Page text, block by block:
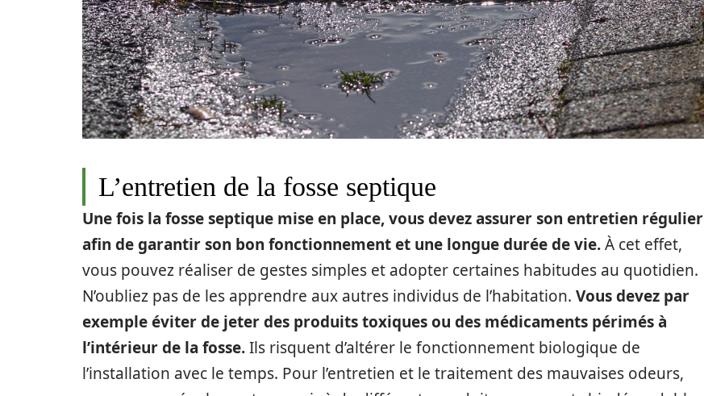
L’entretien de la fosse septique
Une fois la fosse septique mise en place, vous devez assurer son entretien régulier
afin de garantir son bon fonctionnement et une longue durée de vie.À cet effet,
vous pouvez réaliser de gestes simples et adopter certaines habitudes au quotidien.
N’oubliez pas de les apprendre aux autres individus de l’habitation. Vous devez par
exemple éviter de jeter des produits toxiques ou des médicaments périmés à
l’intérieur de la fosse.Ils risquent d’altérer le fonctionnement biologique de
l’installation avec le temps. Pour l’entretien et le traitement des mauvaises odeurs,